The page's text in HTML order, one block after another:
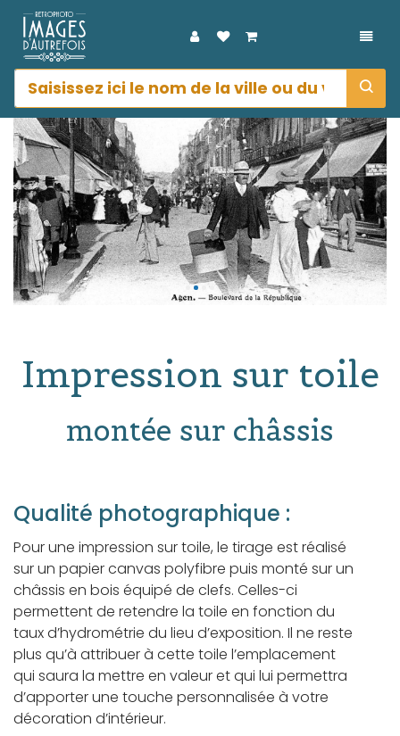
Impression sur toile
montée sur châssis
Qualité photographique :
Pour une impression sur toile, le tirage est réalisé
sur un papier canvas polyfibre puis monté sur un
châssis en bois équipé de clefs. Celles-ci
permettent de retendre la toile en fonction du
taux d’hydrométrie du lieu d’exposition. Il ne reste
plus qu’à attribuer à cette toile l’emplacement
qui saura la mettre en valeur et qui lui permettra
d’apporter une touche personnalisée à votre
décoration d’intérieur.